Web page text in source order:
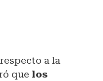
a la
que los